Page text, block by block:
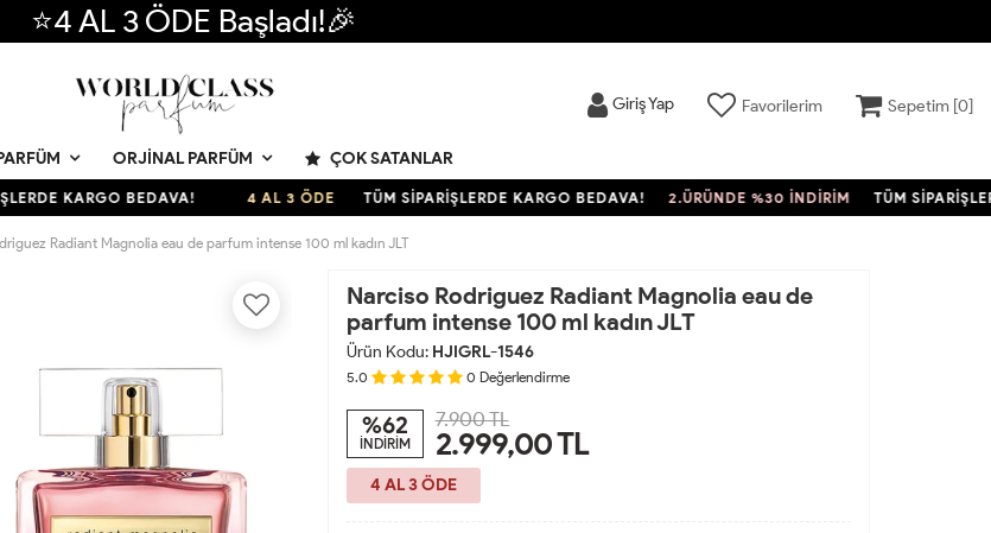
⭐4 AL 3 ÖDE Başladı!🎉
Giriş Yap Favorilerim Sepetim [0]
ORJINAL PARFÜM ÇOK SATANLAR
KARGO BEDAVA! 4 AL 3 ÖDE TÜM SİPARİŞLERDE KARGO BEDAVA! 2.ÜRÜNDE %30 İNDİRİM TÜM SİPARİŞLERDE
Radiant Magnolia eau de parfum intense 100 ml kadın JLT
Narciso Rodriguez Radiant Magnolia eau de
parfum intense 100 ml kadın JLT
Ürün Kodu: HJIGRL-1546
5.0 0 Değerlendirme
%62
İNDİRİM
7.900 TL
2.999,00TL
4 AL 3 ÖDE